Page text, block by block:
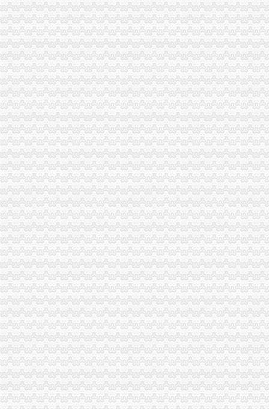
梁平工商局“三招”一般纳税人公司注册销
万盛区工商分局代办一般纳税人六项措施抓整改提高促政风行风评议
忠县工商局怎么注册一般纳税人成功调解一群体住房投诉
綦江农业经纪人活跃农产品市一般纳税人认定标准场
铜梁县工商局一般纳税人公司条件全面清理完善企业及个体工商户信用信息数
奉节县工商局怎么注册一般纳税人召开食品安全监管规范现场会